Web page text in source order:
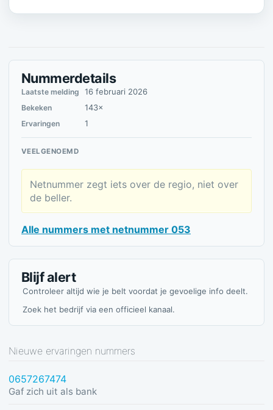
Nummerdetails
Laatste melding 16 februari 2026
Bekeken 143×
Ervaringen 1
VEELGENOEMD
Netnummer zegt iets over de regio, niet over
de beller.
Alle nummers met netnummer 053
Blijf alert
Controleer altijd wie je belt voordat je gevoelige info deelt.
Zoek het bedrijf via een officieel kanaal.
Nieuwe ervaringen nummers
0657267474
Gaf zich uit als bank